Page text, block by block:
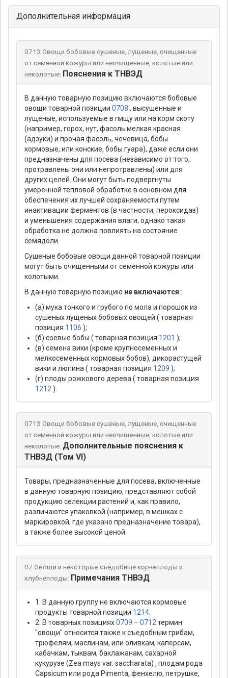
Дополнительная информация
0713 Овощи бобовые сушеные, лущеные, очищенные
от семенной кожуры или неочищенные, колотые или
неколотые: Пояснения к ТНВЭД
В данную товарную позицию включаются бобовые
овощи товарной позиции 0708 , высушенные и
лущеные, используемые в пищу или на корм скоту
(например, горох, нут, фасоль мелкая красная
(адзуки) и прочая фасоль, чечевица, бобы
кормовые, или конские, бобы гуара), даже если они
предназначены для посева (независимо от того,
протравлены они или непротравлены) или для
других целей. Они могут быть подвергнуты
умеренной тепловой обработке в основном для
обеспечения их лучшей сохраняемости путем
инактивации ферментов (в частности, пероксидаз)
и уменьшения содержания влаги; однако такая
обработка не должна повлиять на состояние
семядоли.
Сушеные бобовые овощи данной товарной позиции
могут быть очищенными от семенной кожуры или
колотыми.
В данную товарную позицию не включаются :
(а) мука тонкого и грубого по мола и порошок из
сушеных лущеных бобовых овощей ( товарная
позиция 1106 );
(б) соевые бобы ( товарная позиция 1201 );
(в) семена вики (кроме крупносеменных и
мелкосеменных кормовых бобов), дикорастущей
вики и люпина ( товарная позиция 1209 );
(г) плоды рожкового дерева ( товарная позиция
1212 ).
0713 Овощи бобовые сушеные, лущеные, очищенные
от семенной кожуры или неочищенные, колотые или
неколотые: Дополнительные пояснения к
ТНВЭД (Том VI)
Товары, предназначенные для посева, включенные
в данную товарную позицию, представляют собой
продукцию селекции растений и, как правило,
различаются упаковкой (например, в мешках с
маркировкой, где указано предназначение товара),
а также более высокой ценой.
07 Овощи и некоторые съедобные корнеплоды и
клубнеплоды: Примечания ТНВЭД
1. В данную группу не включаются кормовые
продукты товарной позиции 1214
2. В товарных позициях0709 – 0712 термин
"овощи" относится также к съедобным грибам,
трюфелям, маслинам, или оливкам, каперсам,
кабачкам, тыквам, баклажанам, сахарной
кукурузе (Zea mays var. saccharata) , плодам рода
Caрsicum или рода Рimenta, фенхелю, петрушке,